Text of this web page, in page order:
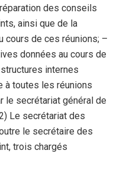
des conseils
ainsi que de la
de ces réunions; –
données au cours de
internes
à toutes les réunions
le secrétariat général de
Le secrétariat des
le secrétaire des
trois chargés